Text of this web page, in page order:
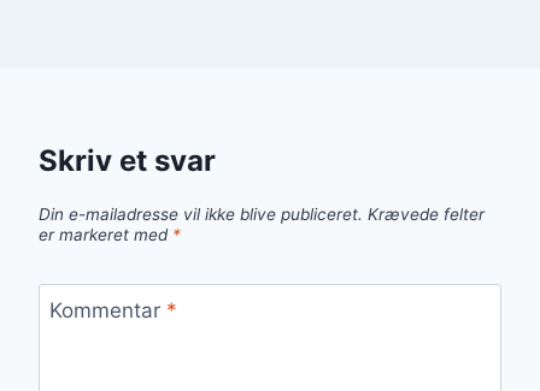
Skriv et svar
Din e-mailadresse vil ikke blive publiceret. Krævede felter
er markeret med *
Kommentar *